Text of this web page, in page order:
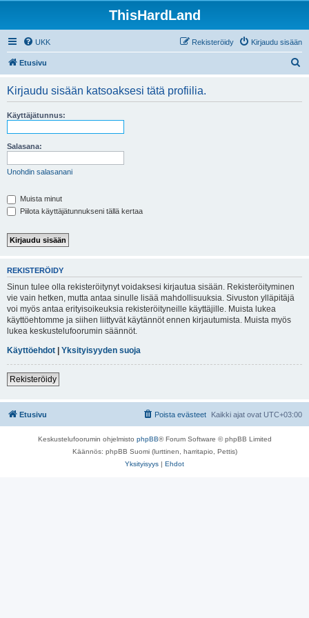
ThisHardLand
UKK Kirjaudu sisään
Rekisteröidy
Etusivu
Kirjaudu sisään katsoaksesi tätä profiilia.
Käyttäjätunnus:
Salasana:
Unohdin salasanani
Muista minut
Piilota käyttäjätunnukseni tällä kertaa
REKISTERÖIDY
Sinun tulee olla rekisteröitynyt voidaksesi kirjautua sisään. Rekisteröityminen
vie vain hetken, mutta antaa sinulle lisää mahdollisuuksia. Sivuston ylläpitäjä
voi myös antaa erityisoikeuksia rekisteröityneille käyttäjille. Muista lukea
käyttöehtomme ja siihen liittyvät käytännöt ennen kirjautumista. Muista myös
lukea keskustelufoorumin säännöt.
Käyttöehdot | Yksityisyyden suoja
Rekisteröidy
Etusivu Kaikki ajat ovat UTC+03:00
Poista evästeet
Keskustelufoorumin ohjelmisto phpBB® Forum Software © phpBB Limited
Käännös: phpBB Suomi (lurttinen, harritapio, Pettis)
Yksityisyys | Ehdot